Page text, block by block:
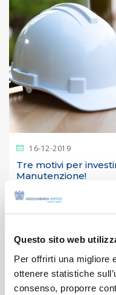
Questo sito web
Per offrirti una migliore
ottenere statistiche
consenso, proporre
16-12-2019
Tre motivi per
Manutenzione!
È in partenza dal
percorso formativo
manutenzione! In questo...